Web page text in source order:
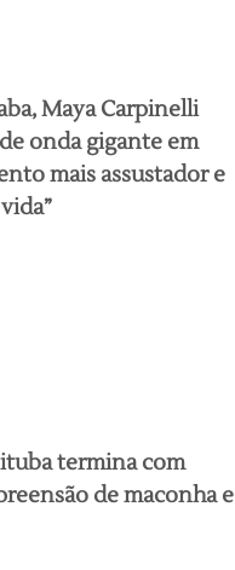
Maya Carpinelli
onda gigante em
mais assustador e
termina com
de maconha e